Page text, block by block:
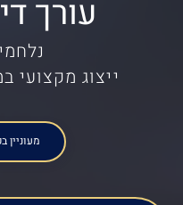
עורך
ייצוג מקצועי
מעוניין